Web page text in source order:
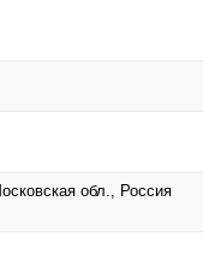
обл., Россия